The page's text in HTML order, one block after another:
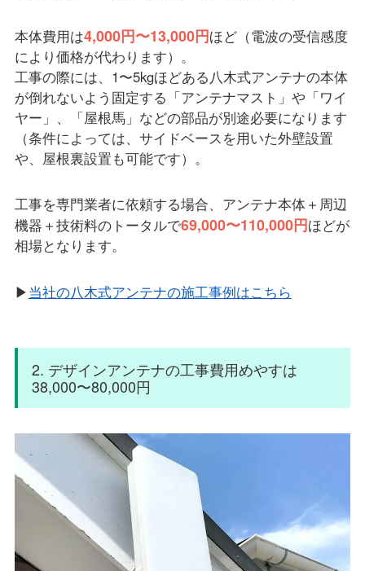
本体費用は4,000円〜13,000円ほど（電波の受信感度
により価格が代わります）。
工事の際には、1〜5kgほどある八木式アンテナの本体
が倒れないよう固定する「アンテナマスト」や「ワイ
ヤー」、「屋根馬」などの部品が別途必要になります
（条件によっては、サイドベースを用いた外壁設置
や、屋根裏設置も可能です）。
工事を専門業者に依頼する場合、アンテナ本体＋周辺
機器＋技術料のトータルで69,000〜110,000円ほどが
相場となります。
▶当社の八木式アンテナの施工事例はこちら
2. デザインアンテナの工事費用めやすは
38,000〜80,000円